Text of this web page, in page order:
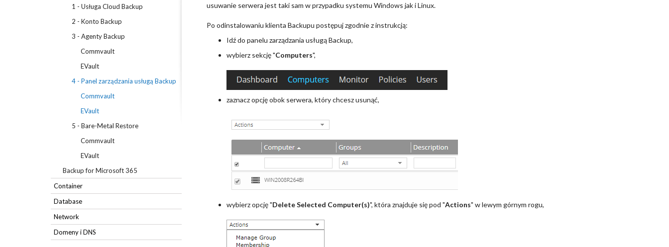
1 - Usługa Cloud Backup
2 - Konto Backup
3 - Agenty Backup
Commvault
EVault
4 - Panel zarządzania usługą Backup
Commvault
EVault
5 - Bare-Metal Restore
Commvault
EVault
Backup for Microsoft 365
Container
Database
Network
Domeny i DNS
usuwanie serwera jest taki sam w przypadku systemu Windows jak i Linux.
Po odinstalowaniu klienta Backupu postępuj zgodnie z instrukcją:
Idź do panelu zarządzania usługą Backup,
wybierz sekcję "Computers",
zaznacz opcję obok serwera, który chcesz usunąć,
wybierz opcję "Delete Selected Computer(s)", która znajduje się pod "Actions" w lewym górnym rogu,